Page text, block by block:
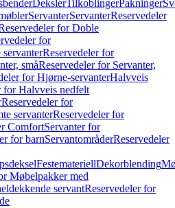
DekslerTilkoblingerPakninger
ServanterServanterReservedeler
for Doble
for
Reservedeler for
småReservedeler for Servanter,
for Hjørne-servanterHalvveis
for Halvveis nedfelt
Reservedeler for
servanterReservedeler for
ComfortServanter for
for barnServantområderReservedeler
FestemateriellDekorblending
Møbelpakker med
servantReservedeler for